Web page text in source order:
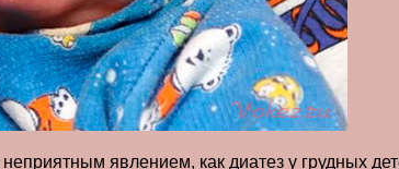
явлением, как диатез у грудных